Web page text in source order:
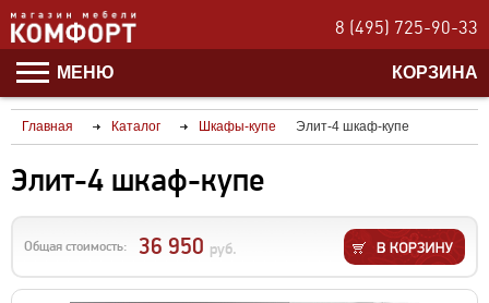
8 (495) 725-90-33
МЕНЮ КОРЗИНА
Главная Каталог Шкафы-купе Элит-4 шкаф-купе
Элит-4 шкаф-купе
Общая стоимость: 36 950 руб.